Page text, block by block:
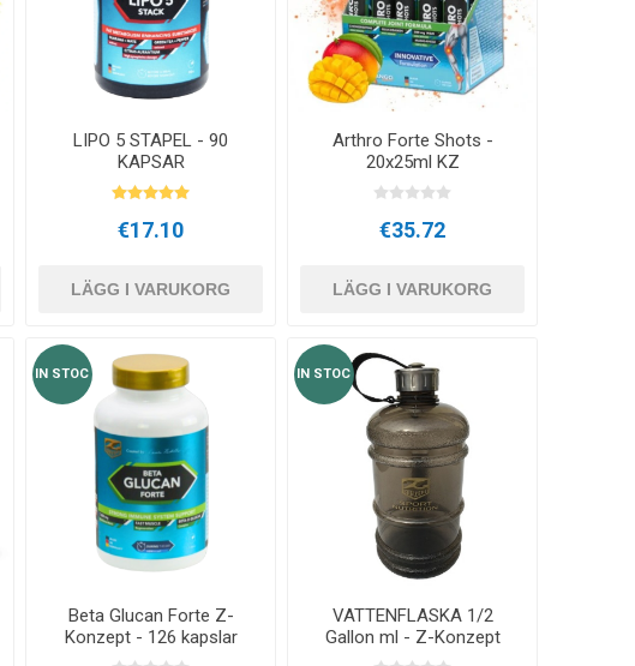
TRÄNINGSSTÄNGER TRÄNINGSACCESSOARER
Tränaraccessoarer
KONER OCH MARKÖRER KONER
TRÄNINGSSTÄNGSEL
TRAPPOR FÖR TRÄNING
UTEGYM-TILLBEHÖR
CRYON X PRO
REBOOTS
ANDRA CRYO-ENHETER
Icebein™ cryo
ANDRA APPARATER
LIPO 5 STAPEL - 90
KAPSAR
€17.10
LÄGG I VARUKORG
Arthro Forte Shots -
20x25ml KZ
€35.72
LÄGG I VARUKORG
IN STOC
Beta Glucan Forte Z-
Konzept - 126 kapslar
IN STOC
VATTENFLASKA 1/2
Gallon ml - Z-Konzept